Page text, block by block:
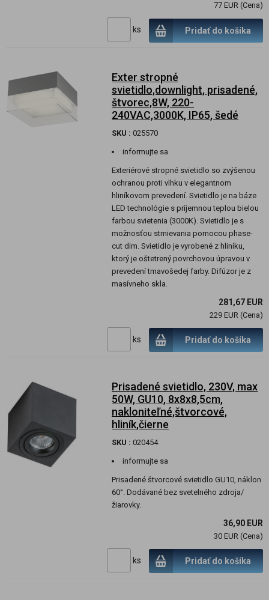
77 EUR (Cena)
ks Pridať do košíka
Exter stropné
svietidlo,downlight, prisadené,
štvorec,8W, 220-
240VAC,3000K, IP65, šedé
SKU : 025570
informujte sa
Exteriérové stropné svietidlo so zvýšenou
ochranou proti vlhku v elegantnom
hliníkovom prevedení. Svietidlo je na báze
LED technológie s príjemnou teplou bielou
farbou svietenia (3000K). Svietidlo je s
možnosťou stmievania pomocou phase-
cut dim. Svietidlo je vyrobené z hliníku,
ktorý je oštetrený povrchovou úpravou v
prevedení tmavošedej farby. Difúzor je z
masívneho skla.
281,67 EUR
229 EUR (Cena)
ks Pridať do košíka
Prisadené svietidlo, 230V, max
50W, GU10, 8x8x8,5cm,
nakloniteľné,štvorcové,
hliník,čierne
SKU : 020454
informujte sa
Prisadené štvorcové svietidlo GU10, náklon
60°. Dodávané bez svetelného zdroja/
žiarovky.
36,90 EUR
30 EUR (Cena)
ks Pridať do košíka